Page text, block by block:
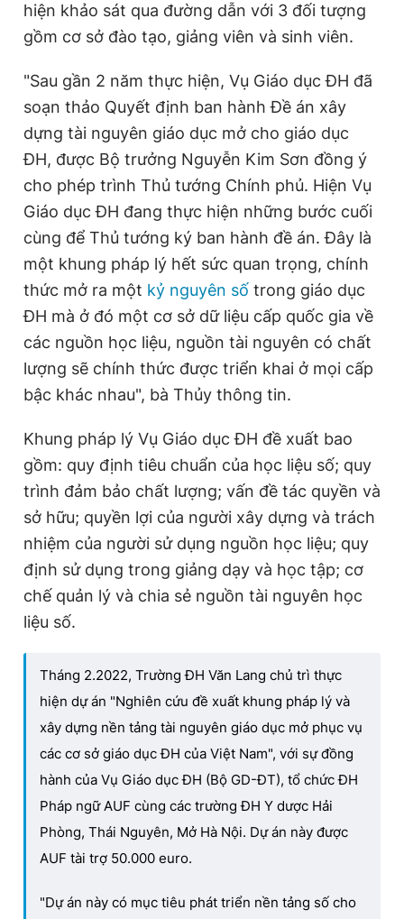
hiện khảo sát qua đường dẫn với 3 đối tượng
gồm cơ sở đào tạo, giảng viên và sinh viên.
"Sau gần 2 năm thực hiện, Vụ Giáo dục ĐH đã
soạn thảo Quyết định ban hành Đề án xây
dựng tài nguyên giáo dục mở cho giáo dục
ĐH, được Bộ trưởng Nguyễn Kim Sơn đồng ý
cho phép trình Thủ tướng Chính phủ. Hiện Vụ
Giáo dục ĐH đang thực hiện những bước cuối
cùng để Thủ tướng ký ban hành đề án. Đây là
một khung pháp lý hết sức quan trọng, chính
thức mở ra một kỷ nguyên số trong giáo dục
ĐH mà ở đó một cơ sở dữ liệu cấp quốc gia về
các nguồn học liệu, nguồn tài nguyên có chất
lượng sẽ chính thức được triển khai ở mọi cấp
bậc khác nhau", bà Thủy thông tin.
Khung pháp lý Vụ Giáo dục ĐH đề xuất bao
gồm: quy định tiêu chuẩn của học liệu số; quy
trình đảm bảo chất lượng; vấn đề tác quyền và
sở hữu; quyền lợi của người xây dựng và trách
nhiệm của người sử dụng nguồn học liệu; quy
định sử dụng trong giảng dạy và học tập; cơ
chế quản lý và chia sẻ nguồn tài nguyên học
liệu số.
Tháng 2.2022, Trường ĐH Văn Lang chủ trì thực
hiện dự án "Nghiên cứu đề xuất khung pháp lý và
xây dựng nền tảng tài nguyên giáo dục mở phục vụ
các cơ sở giáo dục ĐH của Việt Nam", với sự đồng
hành của Vụ Giáo dục ĐH (Bộ GD-ĐT), tổ chức ĐH
Pháp ngữ AUF cùng các trường ĐH Y dược Hải
Phòng, Thái Nguyên, Mở Hà Nội. Dự án này được
AUF tài trợ 50.000 euro.
"Dự án này có mục tiêu phát triển nền tảng số cho